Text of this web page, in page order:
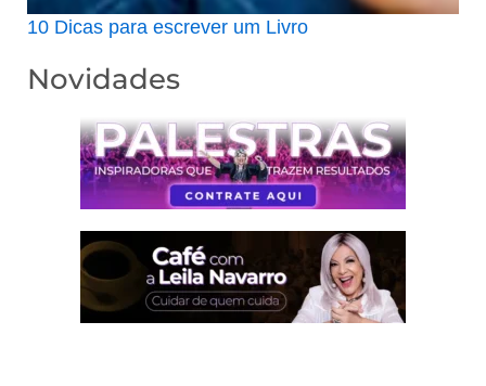
10 Dicas para escrever um Livro
Novidades